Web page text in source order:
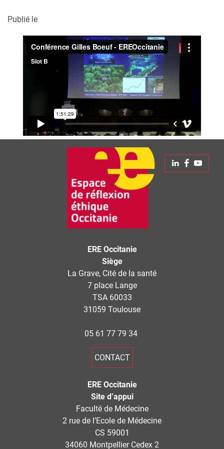
Publié le
Linkedin
ERE Occitanie
Siège
La Grave, Cité de la santé
7 place Lange
TSA 60033
31059 Toulouse
05 61 77 79 34
CONTACT
ERE Occitanie
Site d’appui
Faculté de Médecine
2 rue de l’Ecole de Médecine
CS 59001
34060 Montpellier Cedex 2